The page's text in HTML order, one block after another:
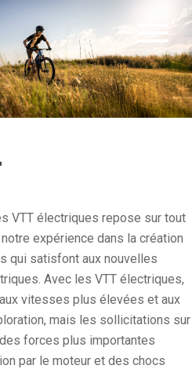
VTT électriques repose sur tout
expérience dans la création
qui satisfont aux nouvelles
Avec les VTT électriques,
vitesses plus élevées et aux
mais les sollicitations sur
forces plus importantes
par le moteur et des chocs